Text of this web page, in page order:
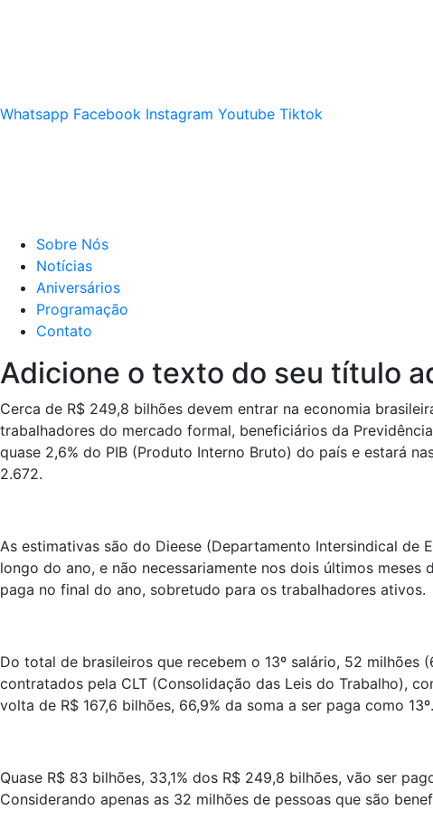
Whatsapp Facebook Instagram Youtube Tiktok
Sobre Nós
Notícias
Aniversários
Programação
Contato
Adicione o texto do seu título
Cerca de R$ 249,8 bilhões devem entrar na economia
trabalhadores do mercado formal, beneficiários da
quase 2,6% do PIB (Produto Interno Bruto) do país e estará
2.672.
As estimativas são do Dieese (Departamento Intersindical de
longo do ano, e não necessariamente nos dois últimos
paga no final do ano, sobretudo para os trabalhadores ativos.
Do total de brasileiros que recebem o 13º salário, 52
contratados pela CLT (Consolidação das Leis do Trabalho),
volta de R$ 167,6 bilhões, 66,9% da soma a ser paga como 13º.
Quase R$ 83 bilhões, 33,1% dos R$ 249,8 bilhões, vão ser
Considerando apenas as 32 milhões de pessoas que são